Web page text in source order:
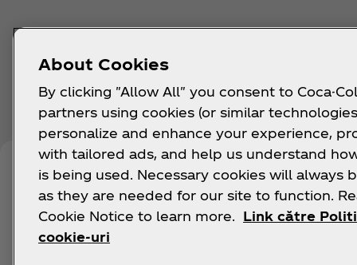
About Cookies
By clicking "Allow All" you consent to Coca-
partners using cookies (or similar
personalize and enhance your experience,
with tailored ads, and help us understand
is being used. Necessary cookies will always
as they are needed for our site to function.
Cookie Notice to learn more.
Link către
cookie-uri